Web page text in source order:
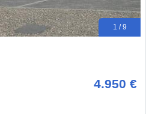
1 / 9
4.950 €